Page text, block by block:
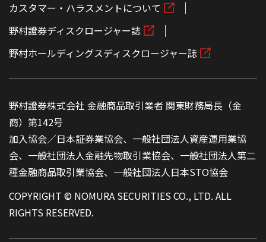
カスタマー・ハラスメントについて
野村證券ディスクロージャー誌
野村ホールディングスディスクロージャー誌
野村證券株式会社 金融商品取引業者 関東財務局長（金
商）第142号
加入協会／日本証券業協会、一般社団法人資産運用業協
会、一般社団法人金融先物取引業協会、一般社団法人第二
種金融商品取引業協会、一般社団法人日本STO協会
COPYRIGHT © NOMURA SECURITIES CO., LTD. ALL
RIGHTS RESERVED.